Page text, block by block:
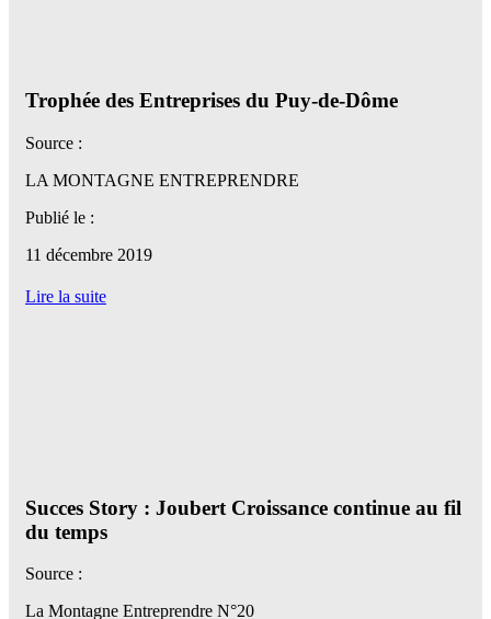
Trophée des Entreprises du Puy-de-Dôme
Source :
LA MONTAGNE ENTREPRENDRE
Publié le :
11 décembre 2019
Lire la suite
Succes Story : Joubert Croissance continue au fil
du temps
Source :
La Montagne Entreprendre N°20